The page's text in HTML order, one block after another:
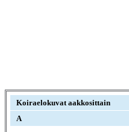
Koiraelokuvat aakkosittain
A